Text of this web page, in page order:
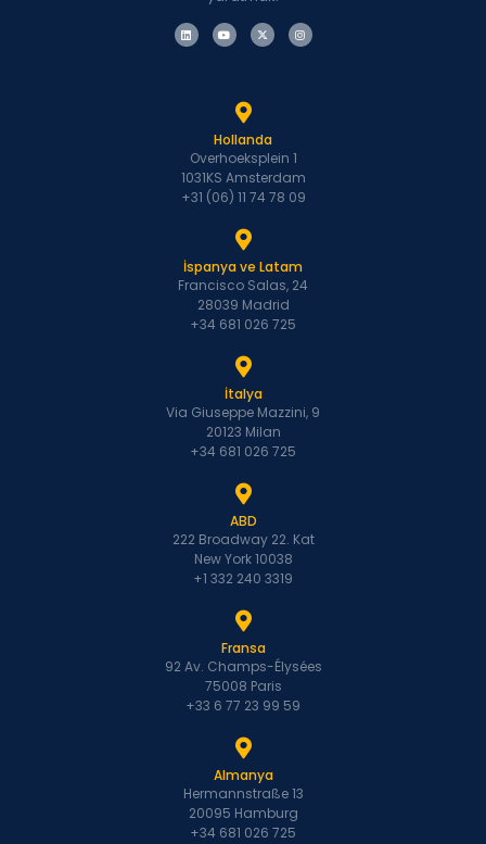
Hollanda
Overhoeksplein 1
1031KS Amsterdam
+31 (06) 11 74 78 09
İspanya ve Latam
Francisco Salas, 24
28039 Madrid
+34 681 026 725
İtalya
Via Giuseppe Mazzini, 9
20123 Milan
+34 681 026 725
ABD
222 Broadway 22. Kat
New York 10038
+1 332 240 3319
Fransa
92 Av. Champs-Élysées
75008 Paris
+33 6 77 23 99 59
Almanya
Hermannstraße 13
20095 Hamburg
+34 681 026 725